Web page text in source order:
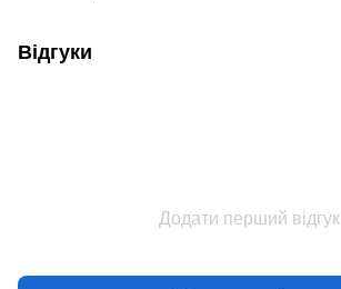
Відгуки
Додати перший відгук